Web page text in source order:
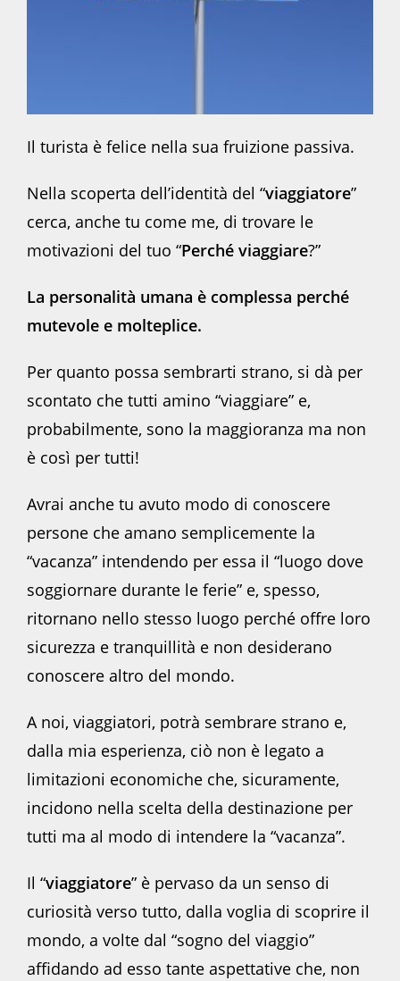
Il turista è felice nella sua fruizione passiva.
Nella scoperta dell’identità del “viaggiatore”
cerca, anche tu come me, di trovare le
motivazioni del tuo “Perché viaggiare?”
La personalità umana è complessa perché
mutevole e molteplice.
Per quanto possa sembrarti strano, si dà per
scontato che tutti amino “viaggiare” e,
probabilmente, sono la maggioranza ma non
è così per tutti!
Avrai anche tu avuto modo di conoscere
persone che amano semplicemente la
“vacanza” intendendo per essa il “luogo dove
soggiornare durante le ferie” e, spesso,
ritornano nello stesso luogo perché offre loro
sicurezza e tranquillità e non desiderano
conoscere altro del mondo.
A noi, viaggiatori, potrà sembrare strano e,
dalla mia esperienza, ciò non è legato a
limitazioni economiche che, sicuramente,
incidono nella scelta della destinazione per
tutti ma al modo di intendere la “vacanza”.
Il “viaggiatore” è pervaso da un senso di
curiosità verso tutto, dalla voglia di scoprire il
mondo, a volte dal “sogno del viaggio”
affidando ad esso tante aspettative che, non